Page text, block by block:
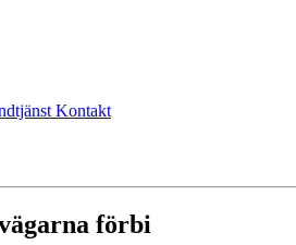
Kontakt
förbi